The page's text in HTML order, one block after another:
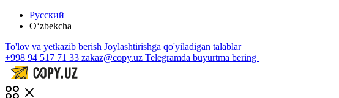
Русский
O‘zbekcha
To'lov va yetkazib berish Joylashtirishga qo'yiladigan talablar
+998 94 517 71 33 zakaz@copy.uz Telegramda buyurtma bering